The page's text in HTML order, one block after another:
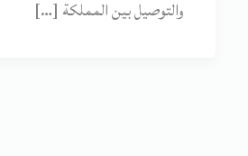
والتوصيل بين المملكة […]